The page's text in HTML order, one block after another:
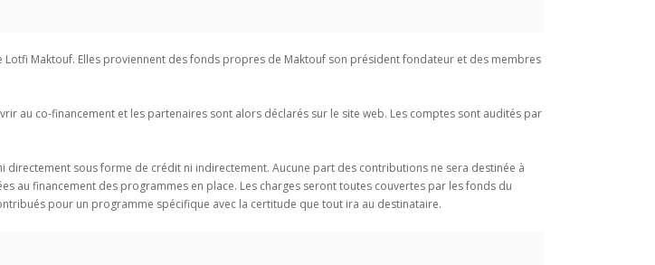
Maktouf. Elles proviennent des fonds propres de Maktouf son président fondateur et des membres
au co-financement et les partenaires sont alors déclarés sur le site web. Les comptes sont audités par
sous forme de crédit ni indirectement. Aucune part des contributions ne sera destinée à
au financement des programmes en place. Les charges seront toutes couvertes par les fonds du
pour un programme spécifique avec la certitude que tout ira au destinataire.